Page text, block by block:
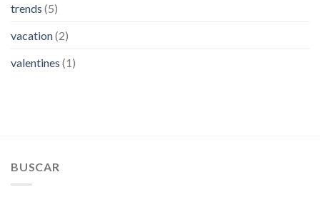
trends (5)
vacation(2)
valentines (1)
BUSCAR